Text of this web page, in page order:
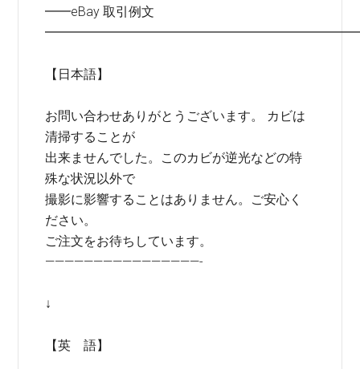
━━eBay 取引例文
【日本語】
お問い合わせありがとうございます。 カビは
清掃することが
出来ませんでした。このカビが逆光などの特
殊な状況以外で
撮影に影響することはありません。ご安心く
ださい。
ご注文をお待ちしています。
————————————————-
↓
【英 語】